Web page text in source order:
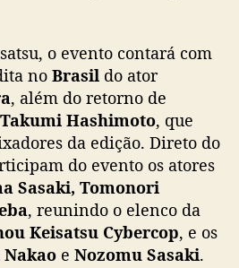
o evento contará com
no Brasil do ator
, além do retorno de
Takumi Hashimoto, que
da edição. Direto do
do evento os atores
Sasaki, Tomonori
, reunindo o elenco da
Keisatsu Cybercop, e os
Nakao e Nozomu Sasaki.